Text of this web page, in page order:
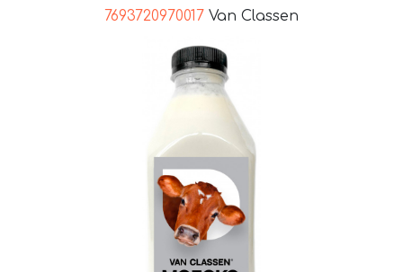
7693720970017 Van Classen